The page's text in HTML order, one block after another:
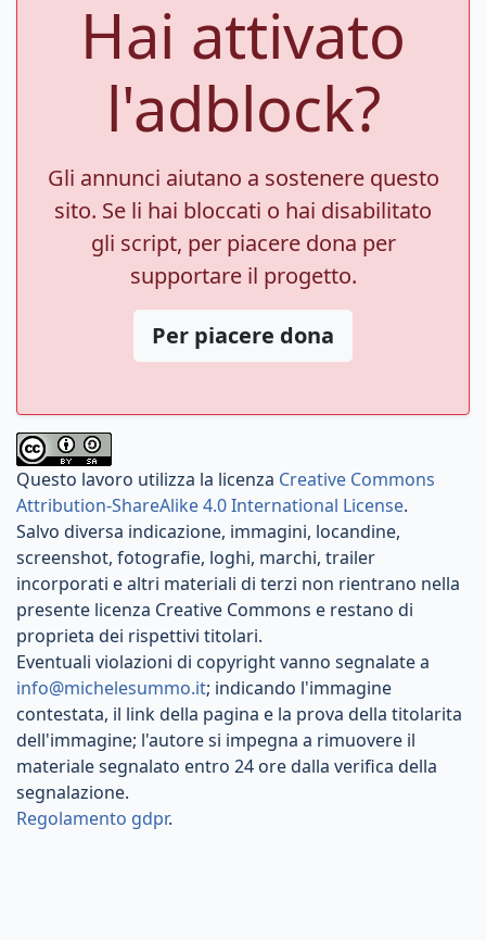
Hai attivato
l'adblock?
Gli annunci aiutano a sostenere questo
sito. Se li hai bloccati o hai disabilitato
gli script, per piacere dona per
supportare il progetto.
Per piacere dona
Questo lavoro utilizza la licenza Creative Commons
Attribution-ShareAlike 4.0 International License.
Salvo diversa indicazione, immagini, locandine,
screenshot, fotografie, loghi, marchi, trailer
incorporati e altri materiali di terzi non rientrano nella
presente licenza Creative Commons e restano di
proprieta dei rispettivi titolari.
Eventuali violazioni di copyright vanno segnalate a
info@michelesummo.it; indicando l'immagine
contestata, il link della pagina e la prova della titolarita
dell'immagine; l'autore si impegna a rimuovere il
materiale segnalato entro 24 ore dalla verifica della
segnalazione.
Regolamento gdpr.